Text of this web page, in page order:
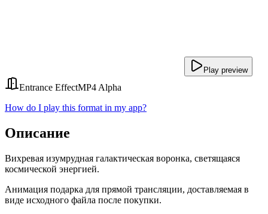
Play preview
Entrance EffectMP4 Alpha
How do I play this format in my app?
Описание
Вихревая изумрудная галактическая воронка, светящаяся
космической энергией.
Анимация подарка для прямой трансляции, доставляемая в
виде исходного файла после покупки.